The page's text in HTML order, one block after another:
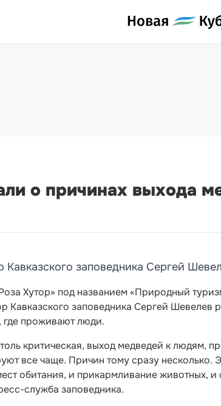
о причинах выхода
заповедника Сергей
Хутор» под названием «Природный
Кавказского заповедника Сергей Шевелев
где проживают люди.
критическая, выход медведей к людям,
все чаще. Причин тому сразу несколько.
обитания, и прикармливание животных,
служба заповедника.